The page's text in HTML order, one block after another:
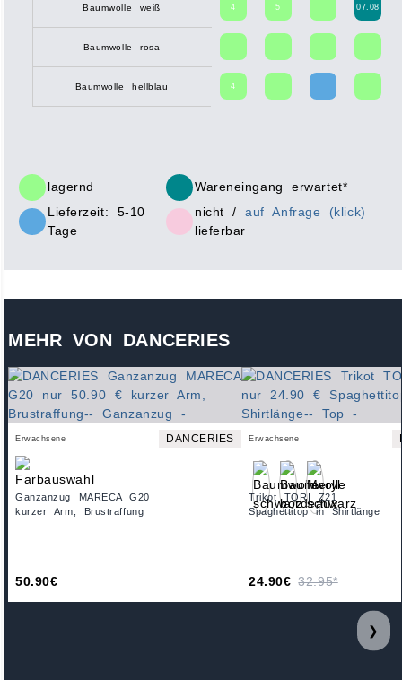
Baumwolle weiß 4 5 07.08
Baumwolle rosa
Baumwolle hellblau 4
lagernd
Wareneingang erwartet*
Lieferzeit: 5-10
Tage
nicht /auf Anfrage (klick)
lieferbar
MEHR VON DANCERIES
Erwachsene DANCERIES
Ganzanzug MARECA G20
kurzer Arm, Brustraffung
50.90€
Erwachsene
Trikot TORI Z21
Spaghettitop in Shirtlänge
24.90€ 32.95*
❯